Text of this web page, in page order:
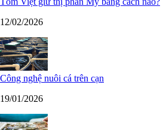
12/02/2026
Công nghệ nuôi cá trên cạn
19/01/2026